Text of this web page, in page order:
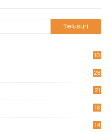
10
28
21
18
14